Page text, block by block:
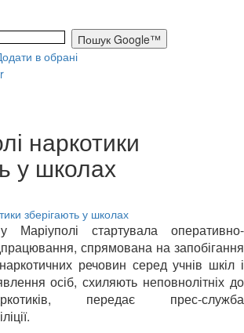
в обрані
наркотики
у школах
стартувала оперативно-
спрямована на запобігання
речовин серед учнів шкіл і
осіб, схиляють неповнолітніх до
передає прес-служба